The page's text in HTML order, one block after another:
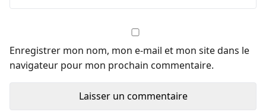
Enregistrer mon nom, mon e-mail et mon site dans le
navigateur pour mon prochain commentaire.